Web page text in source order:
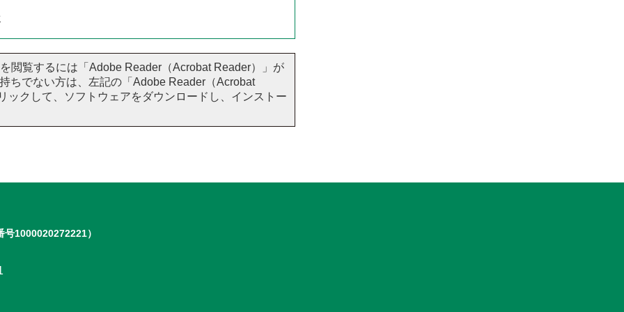
閲覧するには「Adobe Reader（Acrobat Reader）」が
ちでない方は、左記の「Adobe Reader（Acrobat
ックして、ソフトウェアをダウンロードし、インストー
号1000020272221）